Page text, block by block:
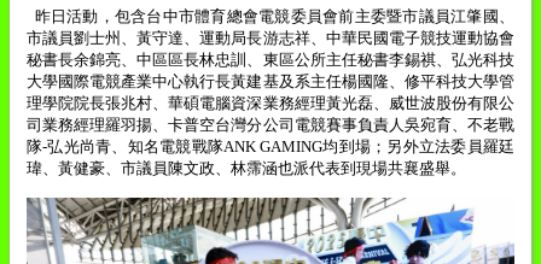
昨日活動，包含台中市體育總會電競委員會前主委暨市議員江肇國、
市議員劉士州、黃守達、運動局長游志祥、中華民國電子競技運動協會
秘書長余錦亮、中區區長林忠訓、東區公所主任秘書李錫祺、弘光科技
大學國際電競產業中心執行長黃建基及系主任楊國隆、修平科技大學管
理學院院長張兆村、華碩電腦資深業務經理黃光磊、威世波股份有限公
司業務經理羅羽揚、卡普空台灣分公司電競賽事負責人吳宛育、不老戰
隊-弘光尚青、知名電競戰隊ANK GAMING均到場；另外立法委員羅廷
瑋、黃健豪、市議員陳文政、林霈涵也派代表到現場共襄盛舉。